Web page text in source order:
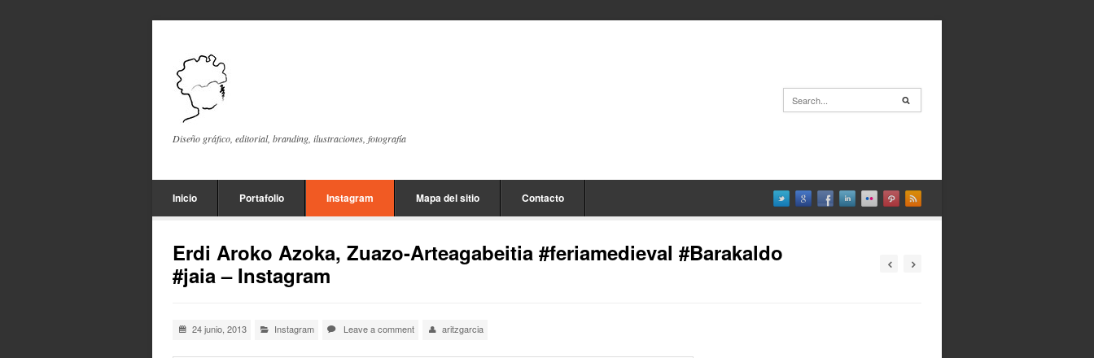
Diseño gráfico, editorial, branding, ilustraciones, fotografía
Inicio Portafolio Instagram Mapa del sitio Contacto
Erdi Aroko Azoka, Zuazo-Arteagabeitia #feriamedieval #Barakaldo
#jaia – Instagram
24 junio, 2013 Instagram Leave a comment aritzgarcia